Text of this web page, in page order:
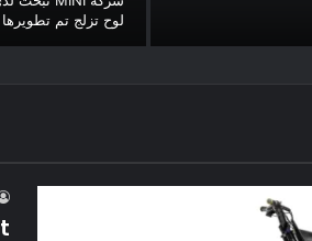
لوح تزلج تم